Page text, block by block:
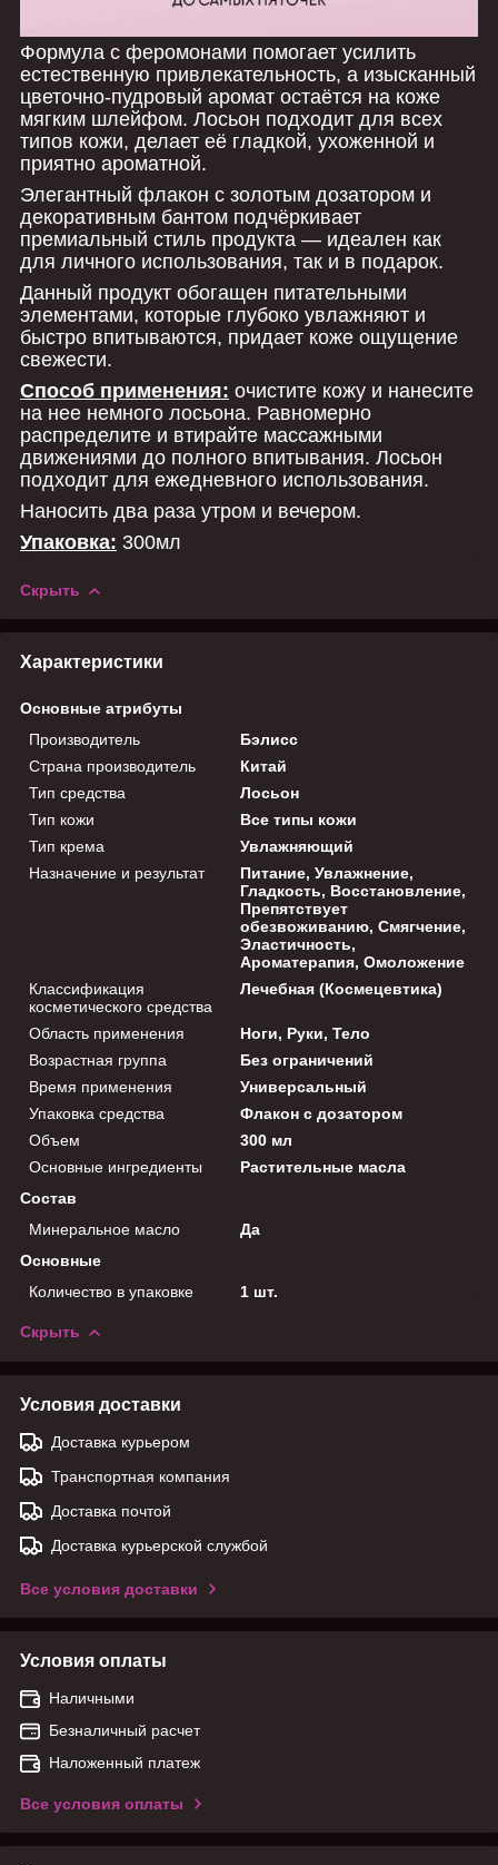
Формула с феромонами помогает усилить
естественную привлекательность, а изысканный
цветочно-пудровый аромат остаётся на коже
мягким шлейфом. Лосьон подходит для всех
типов кожи, делает её гладкой, ухоженной и
приятно ароматной.
Элегантный флакон с золотым дозатором и
декоративным бантом подчёркивает
премиальный стиль продукта — идеален как
для личного использования, так и в подарок.
Данный продукт обогащен питательными
элементами, которые глубоко увлажняют и
быстро впитываются, придает коже ощущение
свежести.
Способ применения: очистите кожу и нанесите
на нее немного лосьона. Равномерно
распределите и втирайте массажными
движениями до полного впитывания. Лосьон
подходит для ежедневного использования.
Наносить два раза утром и вечером.
Упаковка: 300мл
Скрыть
Характеристики
Основные атрибуты
Производитель
Бэлисс
Страна производитель
Китай
Тип средства
Лосьон
Тип кожи
Все типы кожи
Тип крема
Увлажняющий
Назначение и результат
Питание, Увлажнение,
Гладкость, Восстановление,
Препятствует
обезвоживанию, Смягчение,
Эластичность,
Ароматерапия, Омоложение
Классификация
косметического средства
Лечебная (Космецевтика)
Область применения
Ноги, Руки, Тело
Возрастная группа
Без ограничений
Время применения
Универсальный
Упаковка средства
Флакон с дозатором
Объем
300 мл
Основные ингредиенты
Растительные масла
Состав
Минеральное масло
Да
Основные
Количество в упаковке
1 шт.
Скрыть
Условия доставки
Доставка курьером
Транспортная компания
Доставка почтой
Доставка курьерской службой
Все условия доставки
Условия оплаты
Наличными
Безналичный расчет
Наложенный платеж
Все условия оплаты